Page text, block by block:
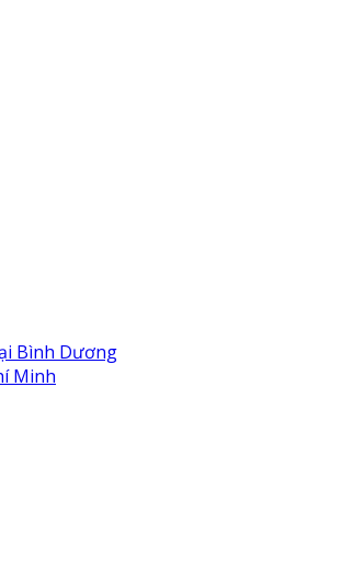
Bình Dương
Minh